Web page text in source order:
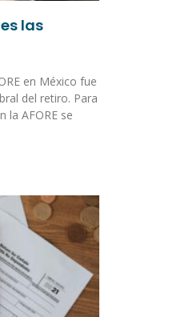
las
en México fue
del retiro. Para
la AFORE se